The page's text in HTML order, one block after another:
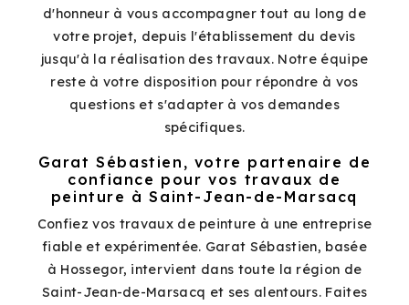
d'honneur à vous accompagner tout au long de
votre projet, depuis l'établissement du devis
jusqu'à la réalisation des travaux. Notre équipe
reste à votre disposition pour répondre à vos
questions et s'adapter à vos demandes
spécifiques.
Garat Sébastien, votre partenaire de
confiance pour vos travaux de
peinture à Saint-Jean-de-Marsacq
Confiez vos travaux de peinture à une entreprise
fiable et expérimentée. Garat Sébastien, basée
à Hossegor, intervient dans toute la région de
Saint-Jean-de-Marsacq et ses alentours. Faites